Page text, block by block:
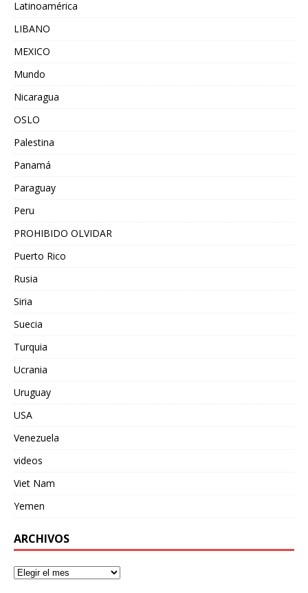
Latinoamérica
LIBANO
MEXICO
Mundo
Nicaragua
OSLO
Palestina
Panamá
Paraguay
Peru
PROHIBIDO OLVIDAR
Puerto Rico
Rusia
Siria
Suecia
Turquia
Ucrania
Uruguay
USA
Venezuela
videos
Viet Nam
Yemen
ARCHIVOS